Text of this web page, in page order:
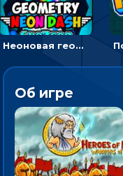
Неоновая геометрия: прыгай через препятствия и собирай шары
Об игре